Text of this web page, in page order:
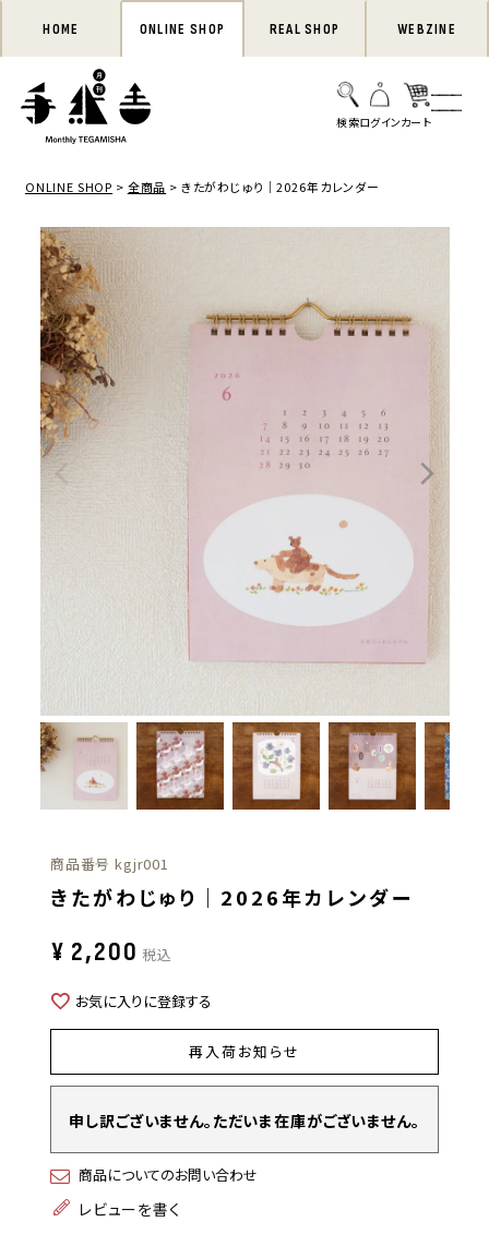
HOME ONLINE SHOP REAL SHOP WEBZINE
ONLINE SHOP 全商品 きたがわじゅり｜2026年カレンダー
商品番号 kgjr001
きたがわじゅり｜2026年カレンダー
¥ 2,200 税込
お気に入りに登録する
再入荷お知らせ
申し訳ございません。ただいま在庫がございません。
商品についてのお問い合わせ
レビューを書く